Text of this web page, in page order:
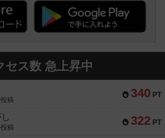
セス数 急上昇中
340 PT
稿
322 PT
稿